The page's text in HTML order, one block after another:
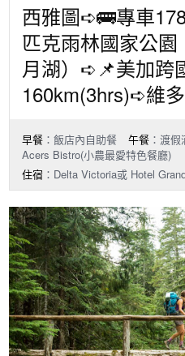
西雅圖➪🚌專車
匹克雨林國家公
月湖）➪📌美加跨
160km(3hrs)➪維
早餐 ：飯店內自助餐 午餐 ：渡
Acers Bistro(小農最愛特色餐廳)
住宿 ：Delta Victoria或 Hotel